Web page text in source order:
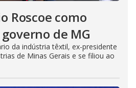
Roscoe como
de MG
da indústria têxtil, ex-presidente
de Minas Gerais e se filiou ao